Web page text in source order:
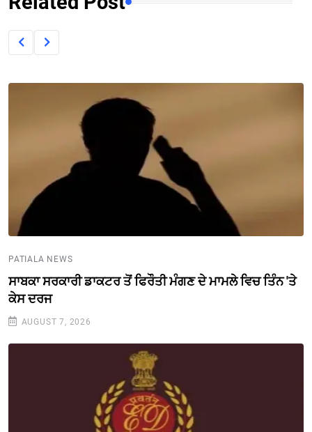
PATIALA NEWS
ਸਾਬਕਾ ਸਰਕਾਰੀ ਡਾਕਟਰ ਤੋਂ ਫਿਰੌਤੀ ਮੰਗਣ ਦੇ ਮਾਮਲੇ ਵਿਚ ਤਿੰਨ 'ਤੇ
ਕੇਸ ਦਰਜ
AUGUST 7, 2026